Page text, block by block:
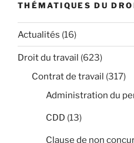
THÉMATIQUES DU
Actualités (16)
Droit du travail (623)
Contrat de travail (317)
Administration du
CDD (13)
Clause de non